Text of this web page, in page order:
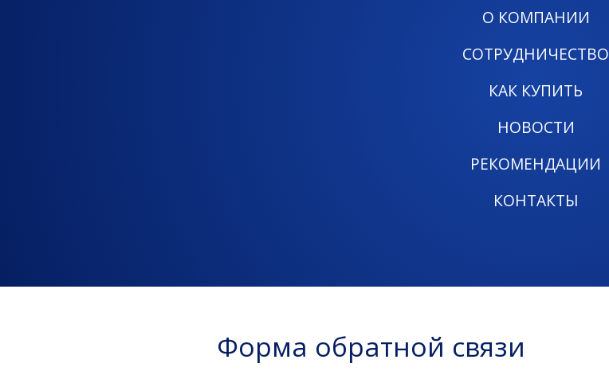
О КОМПАНИИ
СОТРУДНИЧЕСТВО
КАК КУПИТЬ
НОВОСТИ
РЕКОМЕНДАЦИИ
КОНТАКТЫ
Форма обратной связи